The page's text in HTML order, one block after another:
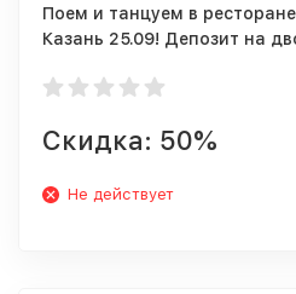
Поем и танцуем в
Казань 25.09! Депозит на
Скидка: 50%
Не действует